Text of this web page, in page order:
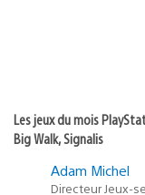
Les jeux du mois
Big Walk, Signalis
Adam Michel
Directeur Jeux-